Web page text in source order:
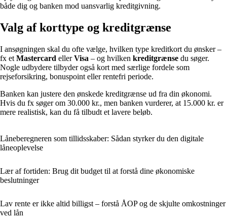
både dig og banken mod uansvarlig kreditgivning.
Valg af korttype og kreditgrænse
I ansøgningen skal du ofte vælge, hvilken type kreditkort du ønsker –
fx et Mastercard ellerVisa – og hvilken kreditgrænse du søger.
Nogle udbydere tilbyder også kort med særlige fordele som
rejseforsikring, bonuspoint eller rentefri periode.
Banken kan justere den ønskede kreditgrænse ud fra din økonomi.
Hvis du fx søger om 30.000 kr., men banken vurderer, at 15.000 kr. er
mere realistisk, kan du få tilbudt et lavere beløb.
Låneberegneren som tillidsskaber: Sådan styrker du den digitale
låneoplevelse
Lær af fortiden: Brug dit budget til at forstå dine økonomiske
beslutninger
Lav rente er ikke altid billigst – forstå ÅOP og de skjulte omkostninger
ved lån